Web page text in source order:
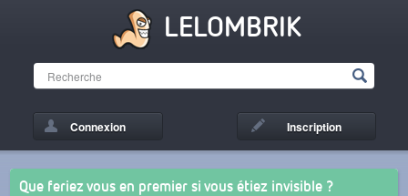
LELOMBRIK
Connexion Inscription
Que feriez vous en premier si vous étiez invisible ?